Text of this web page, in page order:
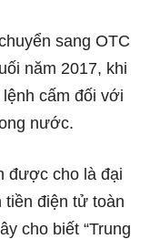
sang OTC
năm 2017, khi
cấm đối với
nước.
được cho là đại
tiền điện tử toàn
cho biết “Trung